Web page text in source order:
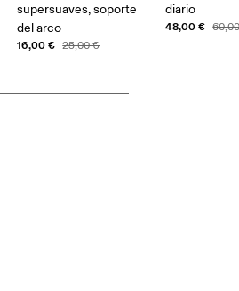
para ver más.
supersuaves, soporte
del arco
16,00 € 25,00 €
diario
48,00 €